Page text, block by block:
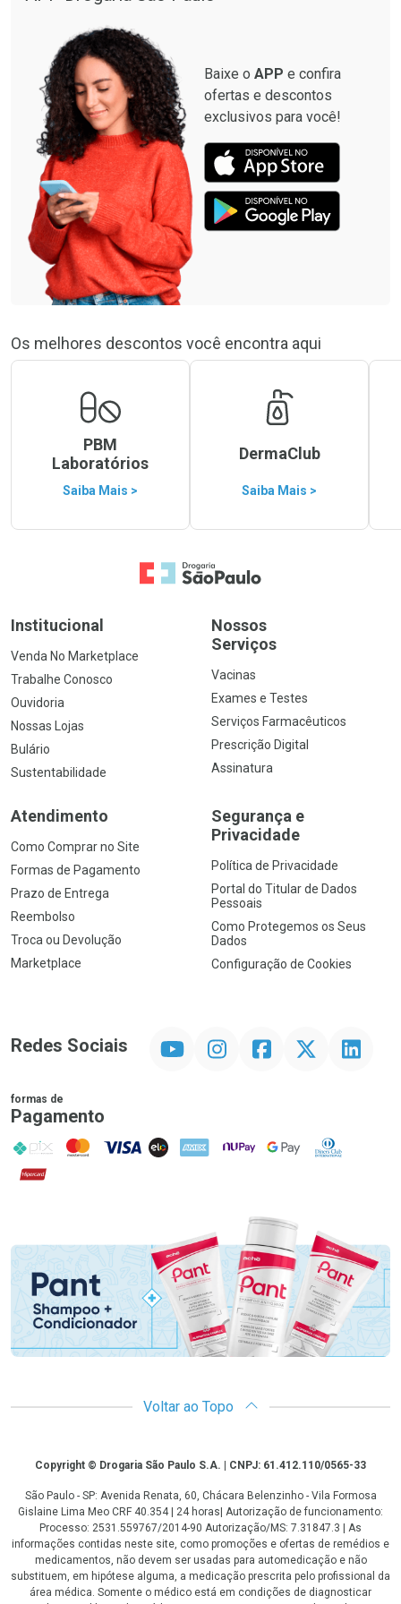
Baixe o APP e confira
ofertas e descontos
exclusivos para você!
Os melhores descontos você encontra aqui
PBM
Laboratórios
Saiba Mais >
DermaClub
Saiba Mais >
Ir para a Home
Institucional
Venda No Marketplace
Trabalhe Conosco
Ouvidoria
Nossas Lojas
Bulário
Sustentabilidade
Nossos
Serviços
Vacinas
Exames e Testes
Serviços Farmacêuticos
Prescrição Digital
Assinatura
Atendimento
Como Comprar no Site
Formas de Pagamento
Prazo de Entrega
Reembolso
Troca ou Devolução
Marketplace
Segurança e
Privacidade
Política de Privacidade
Portal do Titular de Dados
Pessoais
Como Protegemos os Seus
Dados
Configuração de Cookies
Redes Sociais InstagramFacebookTwitter Linkedin
formas de
Pagamento
PIX MasterCard
VISA ELO AMEX NuPay Google PayDiners Club
Hipercard
Promoção em Destaque
Voltar ao Topo
CopyrightCopyright © Drogaria São Paulo S.A. | CNPJ: 61.412.110/0565-33
São Paulo - SP: Avenida Renata, 60, Chácara Belenzinho - Vila Formosa
Gislaine Lima Meo CRF 40.354 | 24 horas| Autorização de funcionamento:
Processo: 2531.559767/2014-90 Autorização/MS: 7.31847.3 | As
informações contidas neste site, como promoções e ofertas de remédios e
medicamentos, não devem ser usadas para automedicação e não
substituem, em hipótese alguma, a medicação prescrita pelo profissional da
área médica. Somente o médico está em condições de diagnosticar